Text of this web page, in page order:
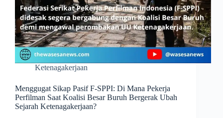
Ketenagakerjaan
Menggugat Sikap Pasif F-SPPI: Di Mana Pekerja
Perfilman Saat Koalisi Besar Buruh Bergerak Ubah
Sejarah Ketenagakerjaan?